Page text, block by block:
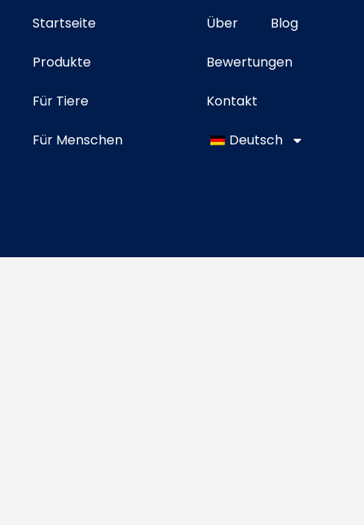
Startseite
Produkte
Für Tiere
Für Menschen
Über Blog
Bewertungen
Kontakt
Deutsch